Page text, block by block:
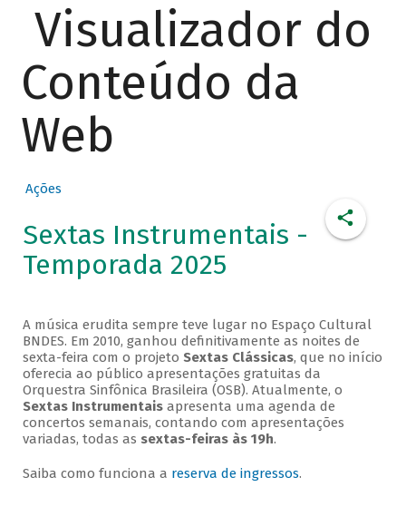
Visualizador do
Conteúdo da
Web
Ações
Sextas Instrumentais -
Temporada 2025
A música erudita sempre teve lugar no Espaço Cultural
BNDES. Em 2010, ganhou definitivamente as noites de
sexta-feira com o projeto Sextas Clássicas, que no início
oferecia ao público apresentações gratuitas da
Orquestra Sinfônica Brasileira (OSB). Atualmente, o
Sextas Instrumentaisapresenta uma agenda de
concertos semanais, contando com apresentações
variadas, todas as sextas-feiras às 19h.
Saiba como funciona a reserva de ingressos.